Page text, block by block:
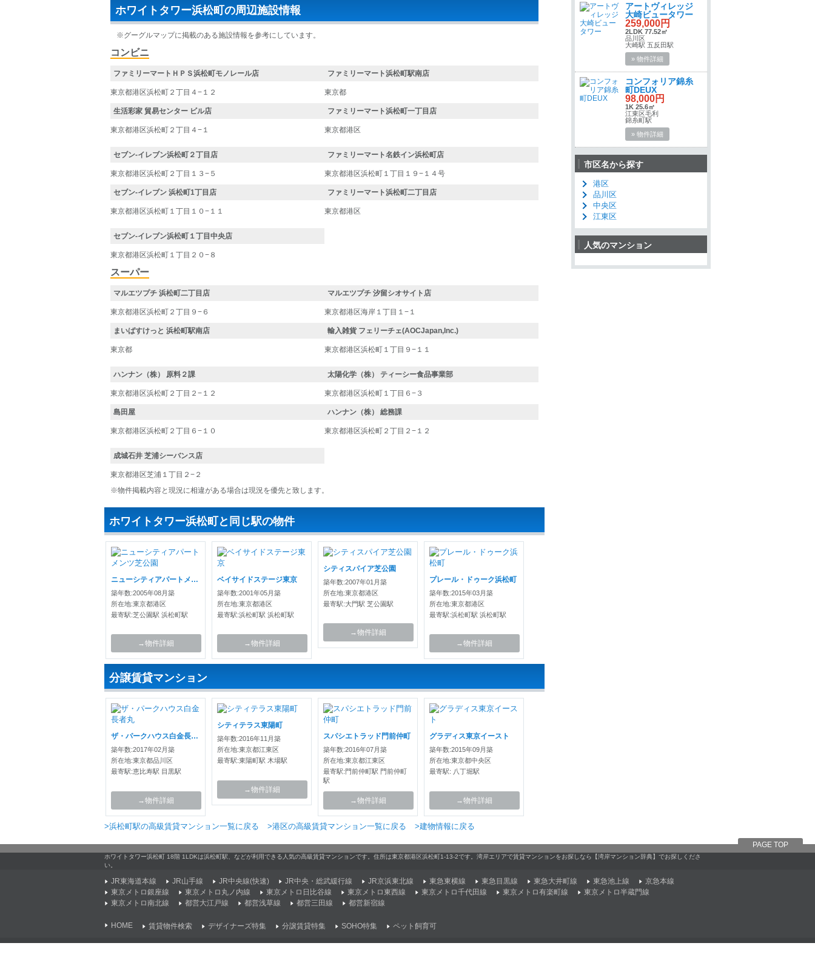
ホワイトタワー浜松町の周辺施設情報
※グーグルマップに掲載のある施設情報を参考にしています。
コンビニ
ファミリーマートＨＰＳ浜松町モノレール店
東京都港区浜松町２丁目４−１２
生活彩家 貿易センター ビル店
東京都港区浜松町２丁目４−１
ファミリーマート浜松町駅南店
東京都
ファミリーマート浜松町一丁目店
東京都港区
セブン-イレブン浜松町２丁目店
東京都港区浜松町２丁目１３−５
セブン-イレブン 浜松町1丁目店
東京都港区浜松町１丁目１０−１１
ファミリーマート名鉄イン浜松町店
東京都港区浜松町１丁目１９−１４号
ファミリーマート浜松町二丁目店
東京都港区
セブン-イレブン浜松町１丁目中央店
東京都港区浜松町１丁目２０−８
スーパー
マルエツプチ 浜松町二丁目店
東京都港区浜松町２丁目９−６
まいばすけっと 浜松町駅南店
東京都
マルエツプチ 汐留シオサイト店
東京都港区海岸１丁目１−１
輸入雑貨 フェリーチェ(AOCJapan,Inc.)
東京都港区浜松町１丁目９−１１
ハンナン（株） 原料２課
東京都港区浜松町２丁目２−１２
島田屋
東京都港区浜松町２丁目６−１０
太陽化学（株） ティーシー食品事業部
東京都港区浜松町１丁目６−３
ハンナン（株） 総務課
東京都港区浜松町２丁目２−１２
成城石井 芝浦シーバンス店
東京都港区芝浦１丁目２−２
※物件掲載内容と現況に相違がある場合は現況を優先と致します。
ホワイトタワー浜松町と同じ駅の物件
ニューシティアパートメンツ芝公園
築年数:2005年08月築
所在地:東京都港区
最寄駅:芝公園駅 浜松町駅
→物件詳細
ベイサイドステージ東京
築年数:2001年05月築
所在地:東京都港区
最寄駅:浜松町駅 浜松町駅
→物件詳細
シティスパイア芝公園
築年数:2007年01月築
所在地:東京都港区
最寄駅:大門駅 芝公園駅
→物件詳細
プレール・ドゥーク浜松町
築年数:2015年03月築
所在地:東京都港区
最寄駅:浜松町駅 浜松町駅
→物件詳細
分譲賃貸マンション
ザ・パークハウス白金長者丸
築年数:2017年02月築
所在地:東京都品川区
最寄駅:恵比寿駅 目黒駅
→物件詳細
シティテラス東陽町
築年数:2016年11月築
所在地:東京都江東区
最寄駅:東陽町駅 木場駅
→物件詳細
スパシエトラッド門前仲町
築年数:2016年07月築
所在地:東京都江東区
最寄駅:門前仲町駅 門前仲町
駅
→物件詳細
グラディス東京イースト
築年数:2015年09月築
所在地:東京都中央区
最寄駅: 八丁堀駅
→物件詳細
>浜松町駅の高級賃貸マンション一覧に戻る >港区の高級賃貸マンション一覧に戻る >建物情報に戻る
アートヴィレッジ
大崎ビュータワー
259,000円
2LDK 77.52㎡
品川区
大崎駅 五反田駅
» 物件詳細
コンフォリア錦糸
町DEUX
98,000円
1K 25.6㎡
江東区毛利
錦糸町駅
» 物件詳細
市区名から探す
港区
品川区
中央区
江東区
人気のマンション
PAGE TOP
ホワイトタワー浜松町 18階 1LDKは浜松町駅、などが利用できる人気の高級賃貸マンションです。住所は東京都港区浜松町1-13-2です。湾岸エリアで賃貸マンションをお探しなら【湾岸マンション辞典】でお探しくださ
い。
JR東海道本線 JR山手線 JR中央線(快速) JR中央・総武緩行線 JR京浜東北線 東急東横線 東急目黒線 東急大井町線 東急池上線
京急本線
東京メトロ銀座線
東京メトロ丸ノ内線 東京メトロ日比谷線 東京メトロ東西線 東京メトロ千代田線 東京メトロ有楽町線
東京メトロ半蔵門線
東京メトロ南北線
都営大江戸線 都営浅草線 都営三田線 都営新宿線
HOME 賃貸物件検索 デザイナーズ特集 分譲賃貸特集 SOHO特集 ペット飼育可